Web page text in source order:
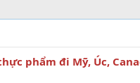
phẩm đi Mỹ, Úc,